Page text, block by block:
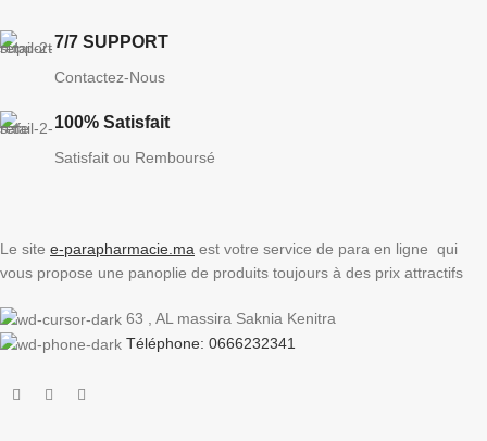
7/7 SUPPORT
Contactez-Nous
100% Satisfait
Satisfait ou Remboursé
Le site e-parapharmacie.ma est votre service de para en ligne qui
vous propose une panoplie de produits toujours à des prix attractifs
63 , AL massira Saknia Kenitra
Téléphone: 0666232341